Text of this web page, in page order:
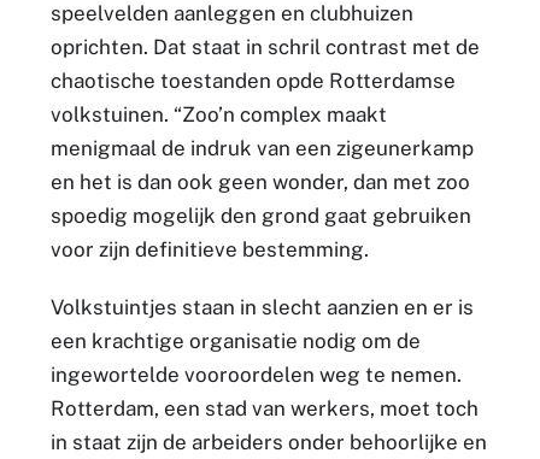
speelvelden aanleggen en clubhuizen
oprichten. Dat staat in schril contrast met de
chaotische toestanden opde Rotterdamse
volkstuinen. “Zoo’n complex maakt
menigmaal de indruk van een zigeunerkamp
en het is dan ook geen wonder, dan met zoo
spoedig mogelijk den grond gaat gebruiken
voor zijn definitieve bestemming.
Volkstuintjes staan in slecht aanzien en er is
een krachtige organisatie nodig om de
ingewortelde vooroordelen weg te nemen.
Rotterdam, een stad van werkers, moet toch
in staat zijn de arbeiders onder behoorlijke en